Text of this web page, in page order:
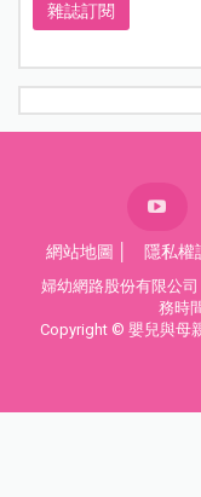
雜誌訂閱
網站地圖 隱私權
婦幼網路股份有限公
務時
Copyright © 嬰兒與母